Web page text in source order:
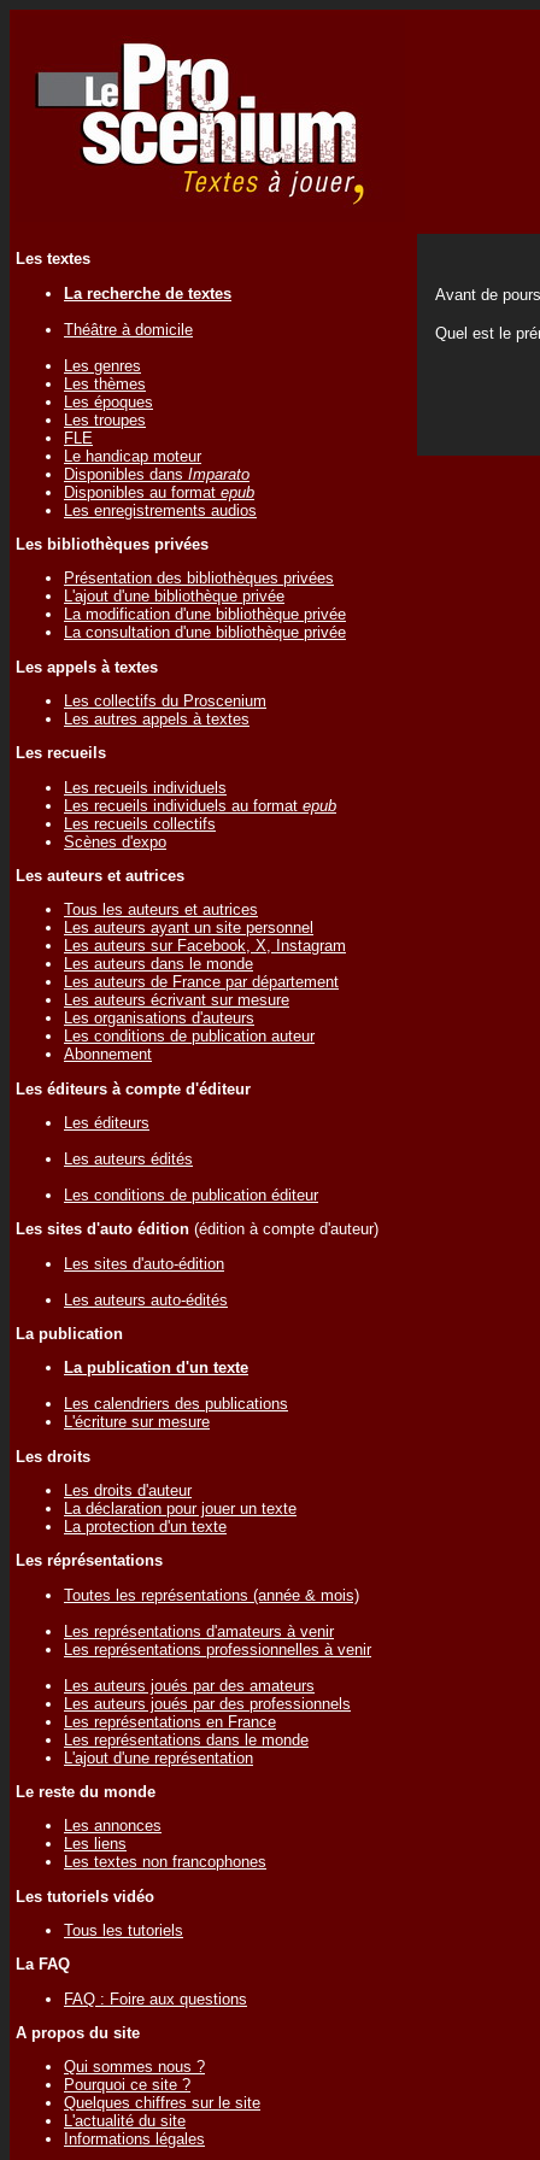
Les textes
La recherche de textes
Théâtre à domicile
Les genres
Les thèmes
Les époques
Les troupes
FLE
Le handicap moteur
Disponibles dans Imparato
Disponibles au format epub
Les enregistrements audios
Les bibliothèques privées
Présentation des bibliothèques privées
L'ajout d'une bibliothèque privée
La modification d'une bibliothèque privée
La consultation d'une bibliothèque privée
Les appels à textes
Les collectifs du Proscenium
Les autres appels à textes
Les recueils
Les recueils individuels
Les recueils individuels au format epub
Les recueils collectifs
Scènes d'expo
Les auteurs et autrices
Tous les auteurs et autrices
Les auteurs ayant un site personnel
Les auteurs sur Facebook, X, Instagram
Les auteurs dans le monde
Les auteurs de France par département
Les auteurs écrivant sur mesure
Les organisations d'auteurs
Les conditions de publication auteur
Abonnement
Les éditeurs à compte d'éditeur
Les éditeurs
Les auteurs édités
Les conditions de publication éditeur
Les sites d'auto édition (édition à compte d'auteur)
Les sites d'auto-édition
Les auteurs auto-édités
La publication
La publication d'un texte
Les calendriers des publications
L'écriture sur mesure
Les droits
Les droits d'auteur
La déclaration pour jouer un texte
La protection d'un texte
Les réprésentations
Toutes les représentations (année & mois)
Les représentations d'amateurs à venir
Les représentations professionnelles à venir
Les auteurs joués par des amateurs
Les auteurs joués par des professionnels
Les représentations en France
Les représentations dans le monde
L'ajout d'une représentation
Le reste du monde
Les annonces
Les liens
Les textes non francophones
Les tutoriels vidéo
Tous les tutoriels
La FAQ
FAQ : Foire aux questions
A propos du site
Qui sommes nous ?
Pourquoi ce site ?
Quelques chiffres sur le site
L'actualité du site
Informations légales
Avant de
Quel est le